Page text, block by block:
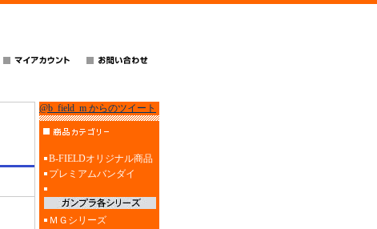
@b_field_m からのツイート
B-FIELDオリジナル商品
プレミアムバンダイ
ＭＧシリーズ